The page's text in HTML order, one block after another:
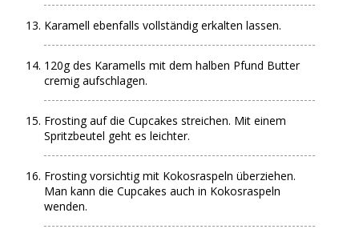
Karamell ebenfalls vollständig erkalten lassen.
120g des Karamells mit dem halben Pfund Butter
cremig aufschlagen.
Frosting auf die Cupcakes streichen. Mit einem
Spritzbeutel geht es leichter.
Frosting vorsichtig mit Kokosraspeln überziehen.
Man kann die Cupcakes auch in Kokosraspeln
wenden.